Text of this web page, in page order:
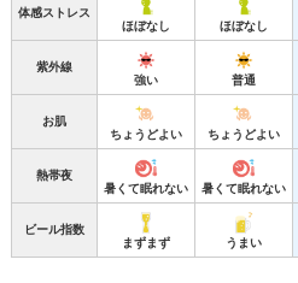
体感ストレス
ほぼなし
ほぼなし
紫外線
強い
普通
お肌
ちょうどよい
ちょうどよい
熱帯夜
暑くて眠れない
暑くて眠れない
ビール指数
まずまず
うまい